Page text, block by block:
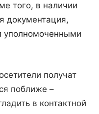
того, в наличии
документация,
уполномоченными
получат
поближе –
в контактной